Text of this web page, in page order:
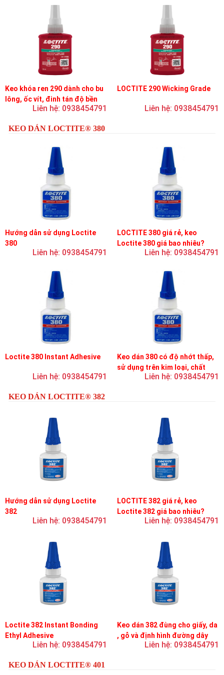
Keo khóa ren 290 dành cho bu
lông, ốc vít, đinh tán độ bền
trung bình, độ nhớt thấp
Liên hệ: 0938454791
LOCTITE 290 Wicking Grade
Liên hệ: 0938454791
KEO DÁN LOCTITE® 380
Hướng dẫn sử dụng Loctite
380
Liên hệ: 0938454791
LOCTITE 380 giá rẻ, keo
Loctite 380 giá bao nhiêu?
Liên hệ: 0938454791
Loctite 380 Instant Adhesive
Liên hệ: 0938454791
Keo dán 380 có độ nhớt thấp,
sử dụng trên kim loại, chất
đàn hồi và nhựaLiên hệ: 0938454791
KEO DÁN LOCTITE® 382
Hướng dẫn sử dụng Loctite
382
Liên hệ: 0938454791
LOCTITE 382 giá rẻ, keo
Loctite 382 giá bao nhiêu?
Liên hệ: 0938454791
Loctite 382 Instant Bonding
Ethyl Adhesive
Liên hệ: 0938454791
Keo dán 382 đùng cho giấy, da
, gỗ và định hình đường dây
trên bản mạchLiên hệ: 0938454791
KEO DÁN LOCTITE® 401